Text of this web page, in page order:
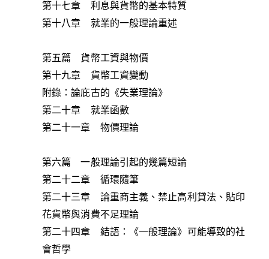
第十七章 利息與貨幣的基本特質
第十八章 就業的一般理論重述
第五篇 貨幣工資與物價
第十九章 貨幣工資變動
附錄：論庇古的《失業理論》
第二十章 就業函數
第二十一章 物價理論
第六篇 一般理論引起的幾篇短論
第二十二章 循環隨筆
第二十三章 論重商主義、禁止高利貸法、貼印
花貨幣與消費不足理論
第二十四章 結語：《一般理論》可能導致的社
會哲學